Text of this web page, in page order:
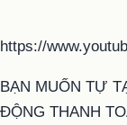
https://
BẠN MUỐN TỰ
ĐỘNG THANH